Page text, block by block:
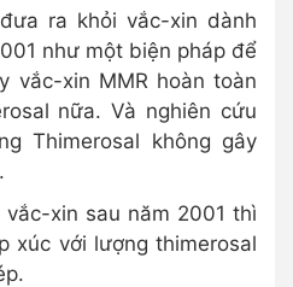
ra khỏi vắc-xin dành
như một biện pháp để
vắc-xin MMR hoàn toàn
nữa. Và nghiên cứu
Thimerosal không gây
xin sau năm 2001 thì
xúc với lượng thimerosal